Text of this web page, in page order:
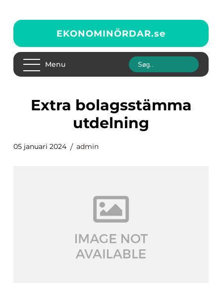
EKONOMINÖRDAR.se
Menu
extra bolagsstämma
utdelning
05 januari 2024 admin